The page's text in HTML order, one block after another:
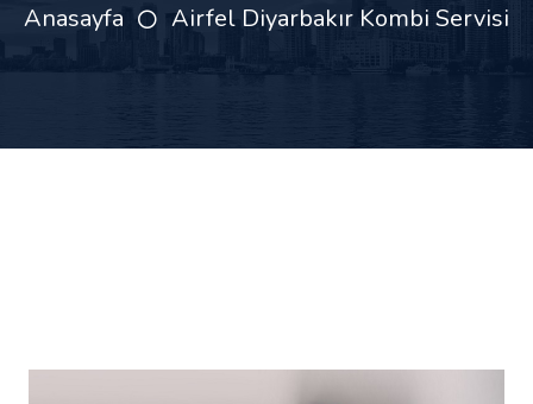
Anasayfa Airfel Diyarbakır Kombi Servisi